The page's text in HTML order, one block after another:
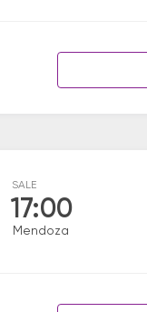
SALE
17:00
Mendoza